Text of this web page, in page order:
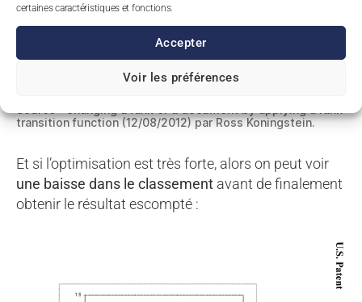
certaines caractéristiques et fonctions.
Accepter
Voir les préférences
Amélioration temporisée du classement avec le transition
transition function (12/08/2012) par Ross Koningstein.
Et si l’optimisation est très forte, alors on peut voir
une baisse dans le classement avant de finalement
obtenir le résultat escompté :